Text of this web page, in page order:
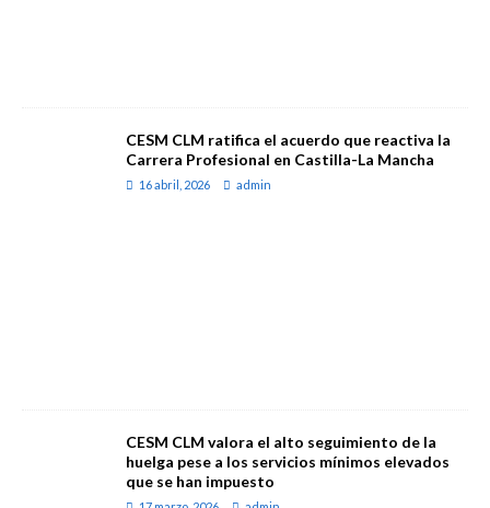
CESM CLM ratifica el acuerdo que reactiva la
Carrera Profesional en Castilla-La Mancha
16 abril, 2026 admin
CESM CLM valora el alto seguimiento de la
huelga pese a los servicios mínimos elevados
que se han impuesto